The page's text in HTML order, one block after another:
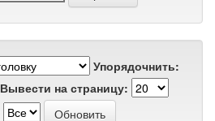
Упорядочнить:
Вывести на страницу: